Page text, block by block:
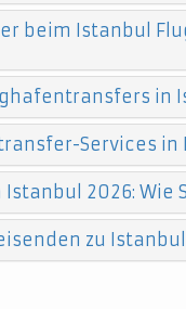
beim Istanbul
in
Services in
2026: Wie
zu